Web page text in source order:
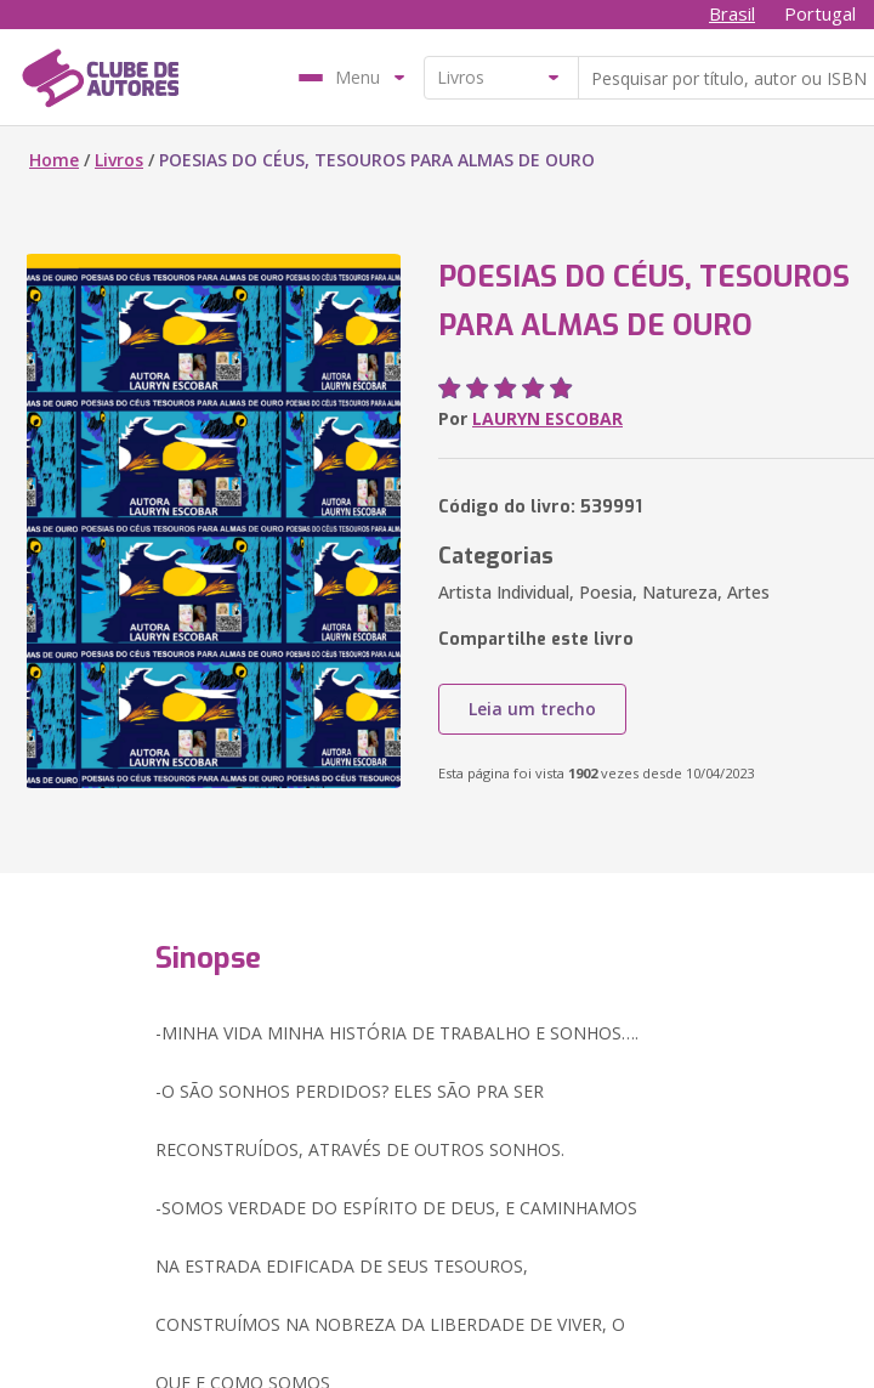
Brasil Portugal
Menu
Home / Livros / POESIAS DO CÉUS, TESOUROS PARA ALMAS DE OURO
POESIAS DO CÉUS, TESOUROS
PARA ALMAS DE OURO
Por LAURYN ESCOBAR
Código do livro: 539991
Categorias
Artista Individual, Poesia, Natureza, Artes
Compartilhe este livro
Leia um trecho
Esta página foi vista 1902vezes desde 10/04/2023
Sinopse
-MINHA VIDA MINHA HISTÓRIA DE TRABALHO E SONHOS….
-O SÃO SONHOS PERDIDOS? ELES SÃO PRA SER
RECONSTRUÍDOS, ATRAVÉS DE OUTROS SONHOS.
-SOMOS VERDADE DO ESPÍRITO DE DEUS, E CAMINHAMOS
NA ESTRADA EDIFICADA DE SEUS TESOUROS,
CONSTRUÍMOS NA NOBREZA DA LIBERDADE DE VIVER, O
QUE E COMO SOMOS